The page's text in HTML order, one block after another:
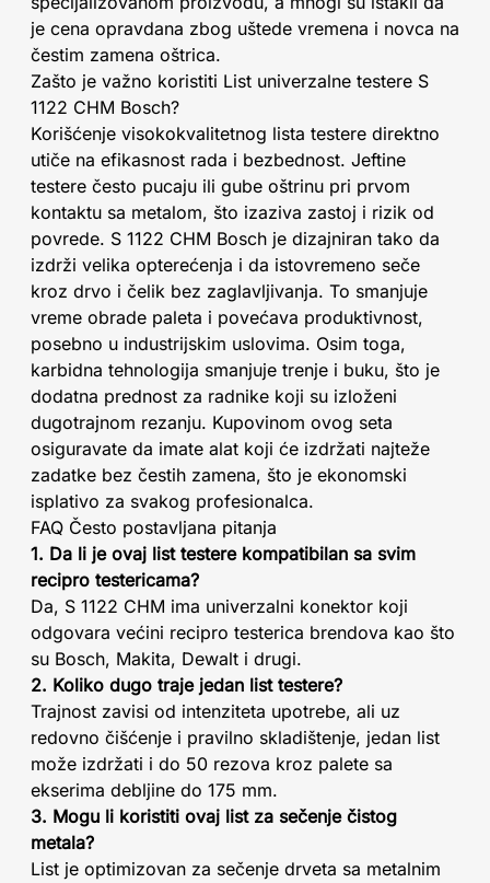
je cena opravdana zbog uštede vremena i novca na
čestim zamena oštrica.
Zašto je važno koristiti List univerzalne testere S
1122 CHM Bosch?
Korišćenje visokokvalitetnog lista testere direktno
utiče na efikasnost rada i bezbednost. Jeftine
testere često pucaju ili gube oštrinu pri prvom
kontaktu sa metalom, što izaziva zastoj i rizik od
povrede. S 1122 CHM Bosch je dizajniran tako da
izdrži velika opterećenja i da istovremeno seče
kroz drvo i čelik bez zaglavljivanja. To smanjuje
vreme obrade paleta i povećava produktivnost,
posebno u industrijskim uslovima. Osim toga,
karbidna tehnologija smanjuje trenje i buku, što je
dodatna prednost za radnike koji su izloženi
dugotrajnom rezanju. Kupovinom ovog seta
osiguravate da imate alat koji će izdržati najteže
zadatke bez čestih zamena, što je ekonomski
isplativo za svakog profesionalca.
FAQ Često postavljana pitanja
1. Da li je ovaj list testere kompatibilan sa svim
recipro testericama?
Da, S 1122 CHM ima univerzalni konektor koji
odgovara većini recipro testerica brendova kao što
su Bosch, Makita, Dewalt i drugi.
2. Koliko dugo traje jedan list testere?
Trajnost zavisi od intenziteta upotrebe, ali uz
redovno čišćenje i pravilno skladištenje, jedan list
može izdržati i do 50 rezova kroz palete sa
ekserima debljine do 175 mm.
3. Mogu li koristiti ovaj list za sečenje čistog
metala?
List je optimizovan za sečenje drveta sa metalnim